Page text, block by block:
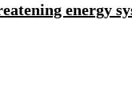
energy